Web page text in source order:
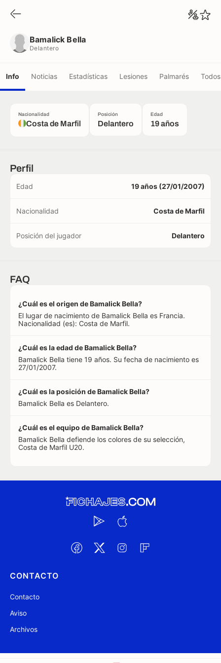
Bamalick Bella
Delantero
Info Noticias Estadísticas Lesiones Palmarés
Nacionalidad
Costa de Marfil
Posición
Delantero
Edad
19 años
Perfil
Edad 19 años (27/01/2007)
Nacionalidad Costa de Marfil
Posición del jugador Delantero
FAQ
¿Cuál es el origen de Bamalick Bella?
El lugar de nacimiento de Bamalick Bella es Francia.
Nacionalidad (es): Costa de Marfil.
¿Cuál es la edad de Bamalick Bella?
Bamalick Bella tiene 19 años. Su fecha de nacimiento es
27/01/2007.
¿Cuál es la posición de Bamalick Bella?
Bamalick Bella es Delantero.
¿Cuál es el equipo de Bamalick Bella?
Bamalick Bella defiende los colores de su selección,
Costa de Marfil U20.
CONTACTO
Contacto
Aviso
Archivos